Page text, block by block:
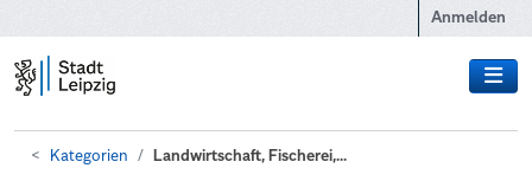
Anmelden
Kategorien Landwirtschaft, Fischerei,...